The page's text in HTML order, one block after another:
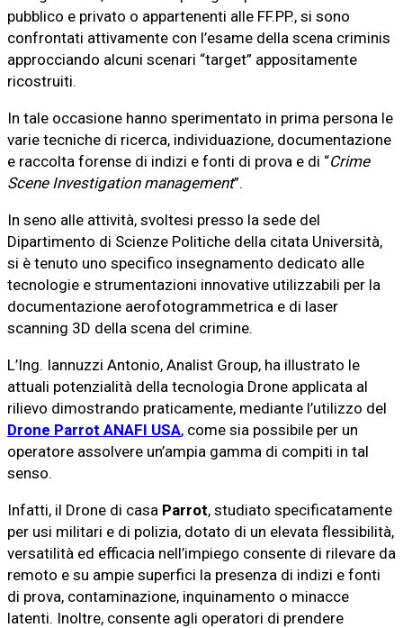
pubblico e privato o appartenenti alle FF.PP., si sono
confrontati attivamente con l’esame della scena criminis
approcciando alcuni scenari “target” appositamente
ricostruiti.
In tale occasione hanno sperimentato in prima persona le
varie tecniche di ricerca, individuazione, documentazione
e raccolta forense di indizi e fonti di prova e di “Crime
Scene Investigation management”.
In seno alle attività, svoltesi presso la sede del
Dipartimento di Scienze Politiche della citata Università,
si è tenuto uno specifico insegnamento dedicato alle
tecnologie e strumentazioni innovative utilizzabili per la
documentazione aerofotogrammetrica e di laser
scanning 3D della scena del crimine.
L’Ing. Iannuzzi Antonio, Analist Group, ha illustrato le
attuali potenzialità della tecnologia Drone applicata al
rilievo dimostrando praticamente, mediante l’utilizzo del
Drone Parrot ANAFI USA, come sia possibile per un
operatore assolvere un’ampia gamma di compiti in tal
senso.
Infatti, il Drone di casa Parrot, studiato specificatamente
per usi militari e di polizia, dotato di un elevata flessibilità,
versatilità ed efficacia nell’impiego consente di rilevare da
remoto e su ampie superfici la presenza di indizi e fonti
di prova, contaminazione, inquinamento o minacce
latenti. Inoltre, consente agli operatori di prendere